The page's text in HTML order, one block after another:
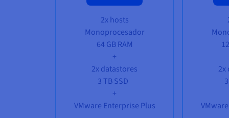
2x hosts
Monoprocesador
64 GB RAM
+
2x datastores
3 TB SSD
+
VMware Enterprise Plus
2x